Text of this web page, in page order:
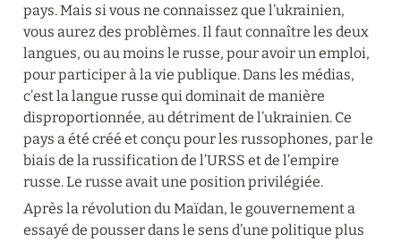
pays. Mais si vous ne connaissez que l’ukrainien,
vous aurez des problèmes. Il faut connaître les deux
langues, ou au moins le russe, pour avoir un emploi,
pour participer à la vie publique. Dans les médias,
c’est la langue russe qui dominait de manière
disproportionnée, au détriment de l’ukrainien. Ce
pays a été créé et conçu pour les russophones, par le
biais de la russification de l’URSS et de l’empire
russe. Le russe avait une position privilégiée.
Après la révolution du Maïdan, le gouvernement a
essayé de pousser dans le sens d’une politique plus